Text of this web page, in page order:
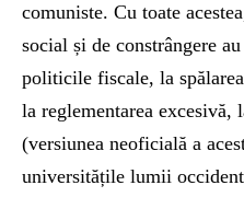
comuniste. Cu toate
social și de constrângere
politicile fiscale, la
la reglementarea
(versiunea neoficială a
universitățile lumii